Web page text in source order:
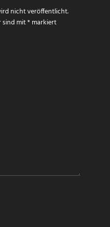
nicht veröffentlicht.
sind mit*markiert